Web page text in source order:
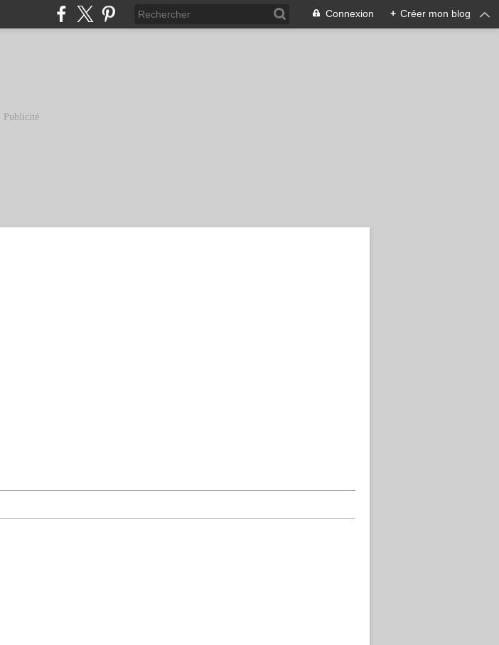
Connexion + Créer mon blog
Publicité